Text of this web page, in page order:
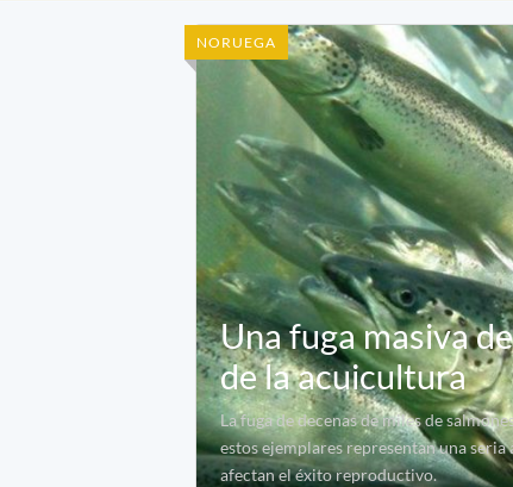
NORUEGA
Una fuga masiva
de la acuicultura
La fuga de decenas de miles de
estos ejemplares representan una
afectan el éxito reproductivo.